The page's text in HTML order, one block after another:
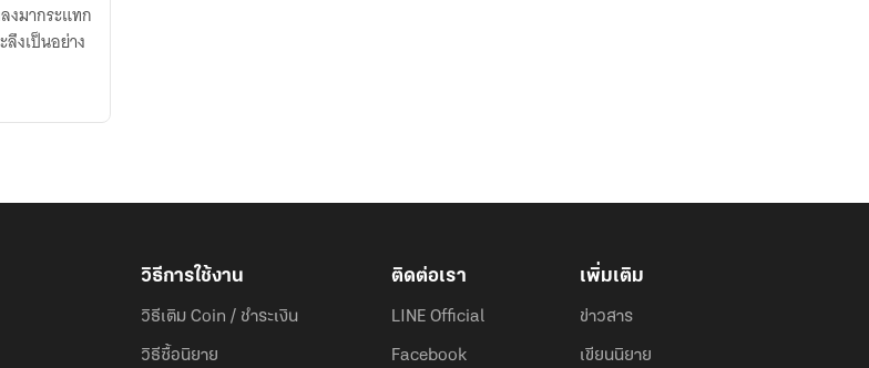
งมากระแทก
งเป็นอย่าง
วิธีการใช้งาน
วิธีเติม Coin / ชำระเงิน
วิธีซื้อนิยาย
ติดต่อเรา
LINE Official
Facebook
เพิ่มเติม
ข่าวสาร
เขียนนิยาย